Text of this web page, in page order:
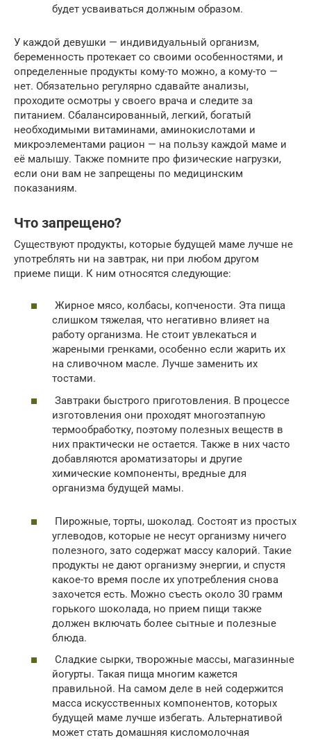
будет усваиваться должным образом.
У каждой девушки — индивидуальный организм,
беременность протекает со своими особенностями, и
определенные продукты кому-то можно, а кому-то —
нет. Обязательно регулярно сдавайте анализы,
проходите осмотры у своего врача и следите за
питанием. Сбалансированный, легкий, богатый
необходимыми витаминами, аминокислотами и
микроэлементами рацион — на пользу каждой маме и
её малышу. Также помните про физические нагрузки,
если они вам не запрещены по медицинским
показаниям.
Что запрещено?
Существуют продукты, которые будущей маме лучше не
употреблять ни на завтрак, ни при любом другом
приеме пищи. К ним относятся следующие:
Жирное мясо, колбасы, копчености. Эта пища
слишком тяжелая, что негативно влияет на
работу организма. Не стоит увлекаться и
жареными гренками, особенно если жарить их
на сливочном масле. Лучше заменить их
тостами.
Завтраки быстрого приготовления. В процессе
изготовления они проходят многоэтапную
термообработку, поэтому полезных веществ в
них практически не остается. Также в них часто
добавляются ароматизаторы и другие
химические компоненты, вредные для
организма будущей мамы.
Пирожные, торты, шоколад. Состоят из простых
углеводов, которые не несут организму ничего
полезного, зато содержат массу калорий. Такие
продукты не дают организму энергии, и спустя
какое-то время после их употребления снова
захочется есть. Можно съесть около 30 грамм
горького шоколада, но прием пищи также
должен включать более сытные и полезные
блюда.
Сладкие сырки, творожные массы, магазинные
йогурты. Такая пища многим кажется
правильной. На самом деле в ней содержится
масса искусственных компонентов, которых
будущей маме лучше избегать. Альтернативой
может стать домашняя кисломолочная